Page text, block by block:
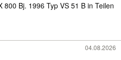
800 Bj. 1996 Typ VS 51 B in Teilen
04.08.2026